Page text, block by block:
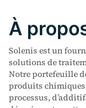
À
Solenis est un
solutions de
Notre portefeuille
produits chimiques
processus,